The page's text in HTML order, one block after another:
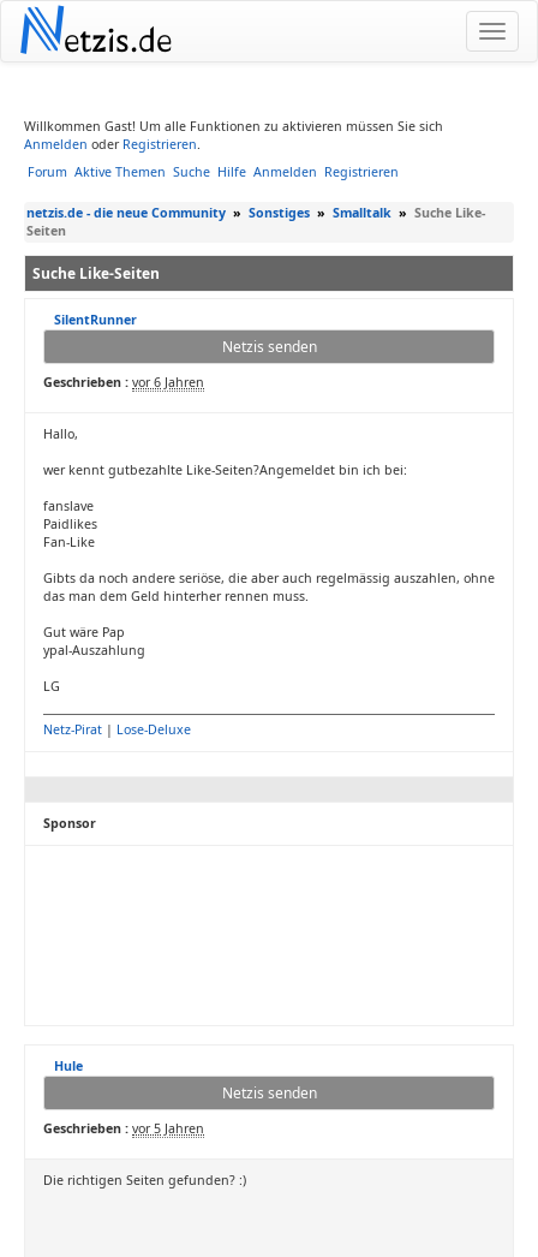
Netzis.de
Willkommen Gast! Um alle Funktionen zu aktivieren müssen Sie sich
Anmelden oder Registrieren.
Forum Aktive Themen Suche Hilfe Anmelden Registrieren
netzis.de - die neue Community » Sonstiges » Smalltalk » Suche Like-
Seiten
Suche Like-Seiten
SilentRunner
Netzis senden
Geschrieben : vor 6 Jahren
Hallo,
wer kennt gutbezahlte Like-Seiten?Angemeldet bin ich bei:
fanslave
Paidlikes
Fan-Like
Gibts da noch andere seriöse, die aber auch regelmässig auszahlen, ohne
das man dem Geld hinterher rennen muss.
Gut wäre Pap
ypal-Auszahlung
LG
Netz-Pirat | Lose-Deluxe
Sponsor
Hule
Netzis senden
Geschrieben : vor 5 Jahren
Die richtigen Seiten gefunden? :)